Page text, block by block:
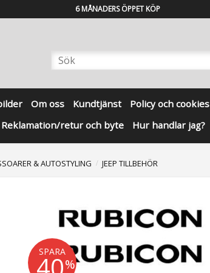
6 MÅNADERS ÖPPET KÖP
Om oss Kundtjänst Policy och cookies
Reklamation/retur och byte
Hur handlar jag?
& AUTOSTYLING JEEP TILLBEHÖR
SPARA
%